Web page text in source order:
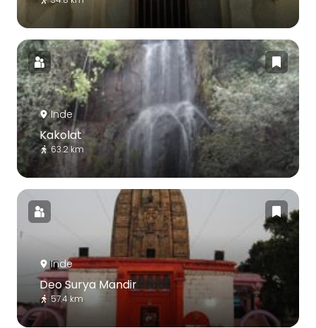
Inde
Kakolat
63.2 km
Inde
Deo Surya Mandir
57.4 km